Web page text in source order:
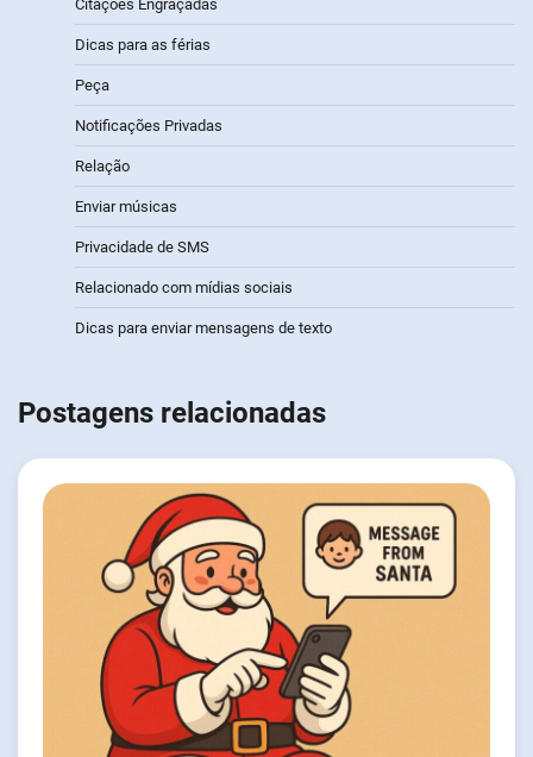
Citações Engraçadas
Dicas para as férias
Peça
Notificações Privadas
Relação
Enviar músicas
Privacidade de SMS
Relacionado com mídias sociais
Dicas para enviar mensagens de texto
Postagens relacionadas